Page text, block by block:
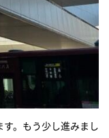
。もう少し進みまし